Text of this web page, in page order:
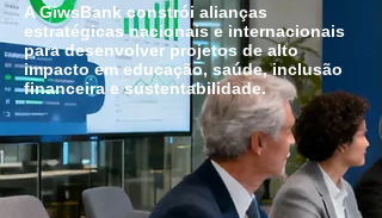
A GiwsBank constrói alianças
estratégicas nacionais e internacionais
para desenvolver projetos de alto
impacto em educação, saúde, inclusão
financeira e sustentabilidade.